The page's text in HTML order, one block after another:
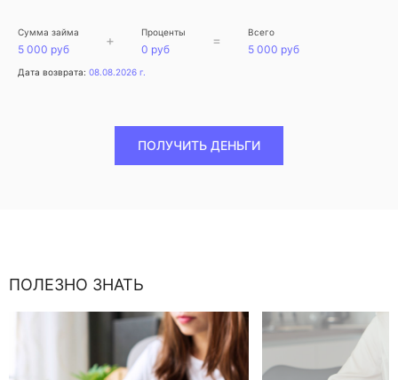
Сумма займа
5 000 руб
+ Проценты
0 руб
= Всего
5 000 руб
Дата возврата: 08.08.2026 г.
ПОЛУЧИТЬ ДЕНЬГИ
ПОЛЕЗНО ЗНАТЬ